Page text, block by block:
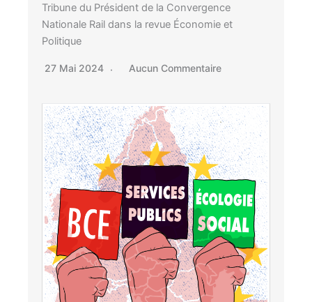
Tribune du Président de la Convergence
Nationale Rail dans la revue Économie et
Politique
27 Mai 2024 Aucun Commentaire